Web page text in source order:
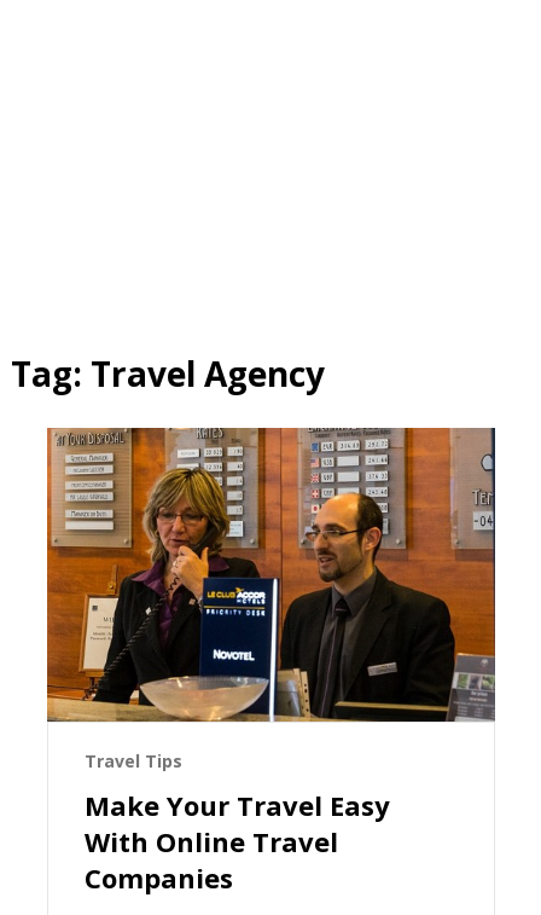
Tag: Travel Agency
Travel Tips
Make Your Travel Easy
With Online Travel
Companies